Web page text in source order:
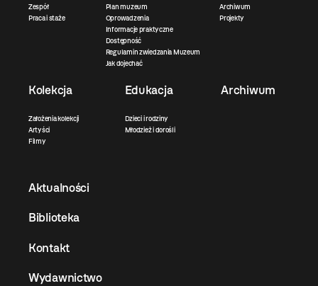
Zespół
Praca i staże
Plan muzeum
Oprowadzenia
Informacje praktyczne
Dostępność
Regulamin zwiedzania Muzeum
Jak dojechać
Archiwum
Projekty
Kolekcja
Założenia kolekcji
Artyści
Filmy
Edukacja
Dzieci i rodziny
Młodzież i dorośli
Archiwum
Aktualności
Biblioteka
Kontakt
Wydawnictwo